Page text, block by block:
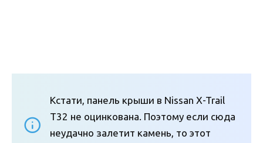
Кстати, панель крыши в Nissan X-Trail
Т32 не оцинкована. Поэтому если сюда
неудачно залетит камень, то этот